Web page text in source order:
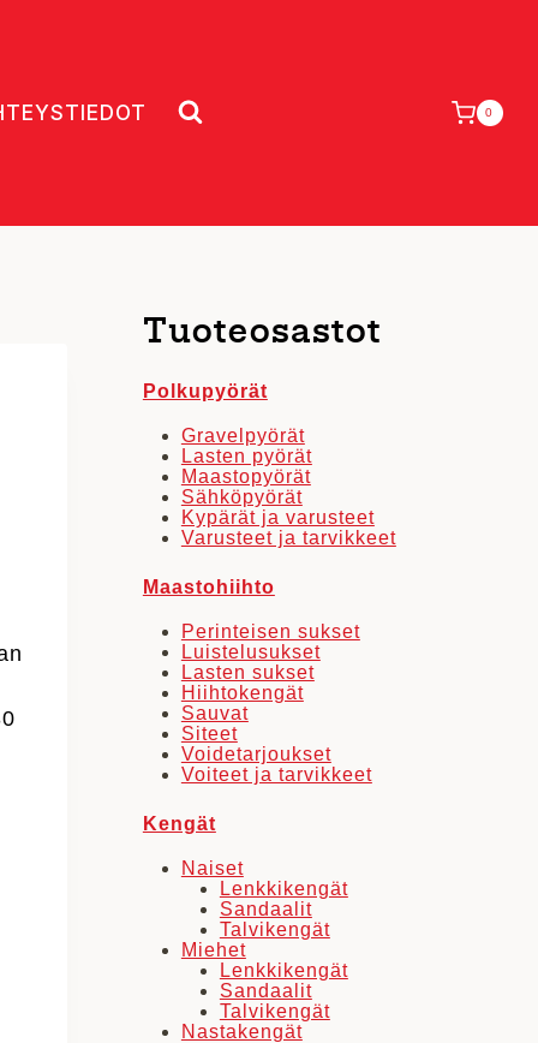
0
Tuoteosastot
Polkupyörät
Gravelpyörät
Lasten pyörät
Maastopyörät
Sähköpyörät
Kypärät ja varusteet
Varusteet ja tarvikkeet
Maastohiihto
Perinteisen sukset
Luistelusukset
Lasten sukset
Hiihtokengät
Sauvat
Siteet
Voidetarjoukset
Voiteet ja tarvikkeet
Kengät
Naiset
Lenkkikengät
Sandaalit
Talvikengät
Miehet
Lenkkikengät
Sandaalit
Talvikengät
Nastakengät